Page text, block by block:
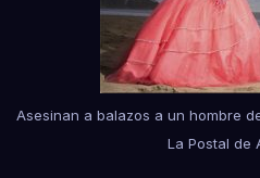
Asesinan a balazos a un hombre
La Postal de